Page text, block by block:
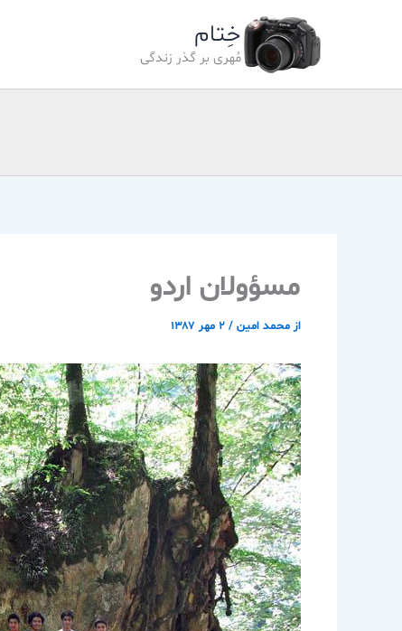
خِتام
مُهری بر گذر زندگی
مسؤولان اردو
از محمد امین / ۲ مهر ۱۳۸۷